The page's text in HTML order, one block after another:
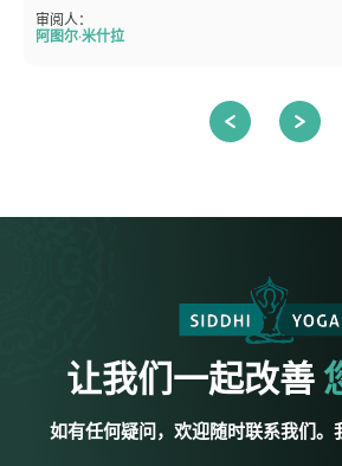
审阅人：
阿图尔·米什拉
让我们一起改善
如有任何疑问，欢迎随时联系我们。